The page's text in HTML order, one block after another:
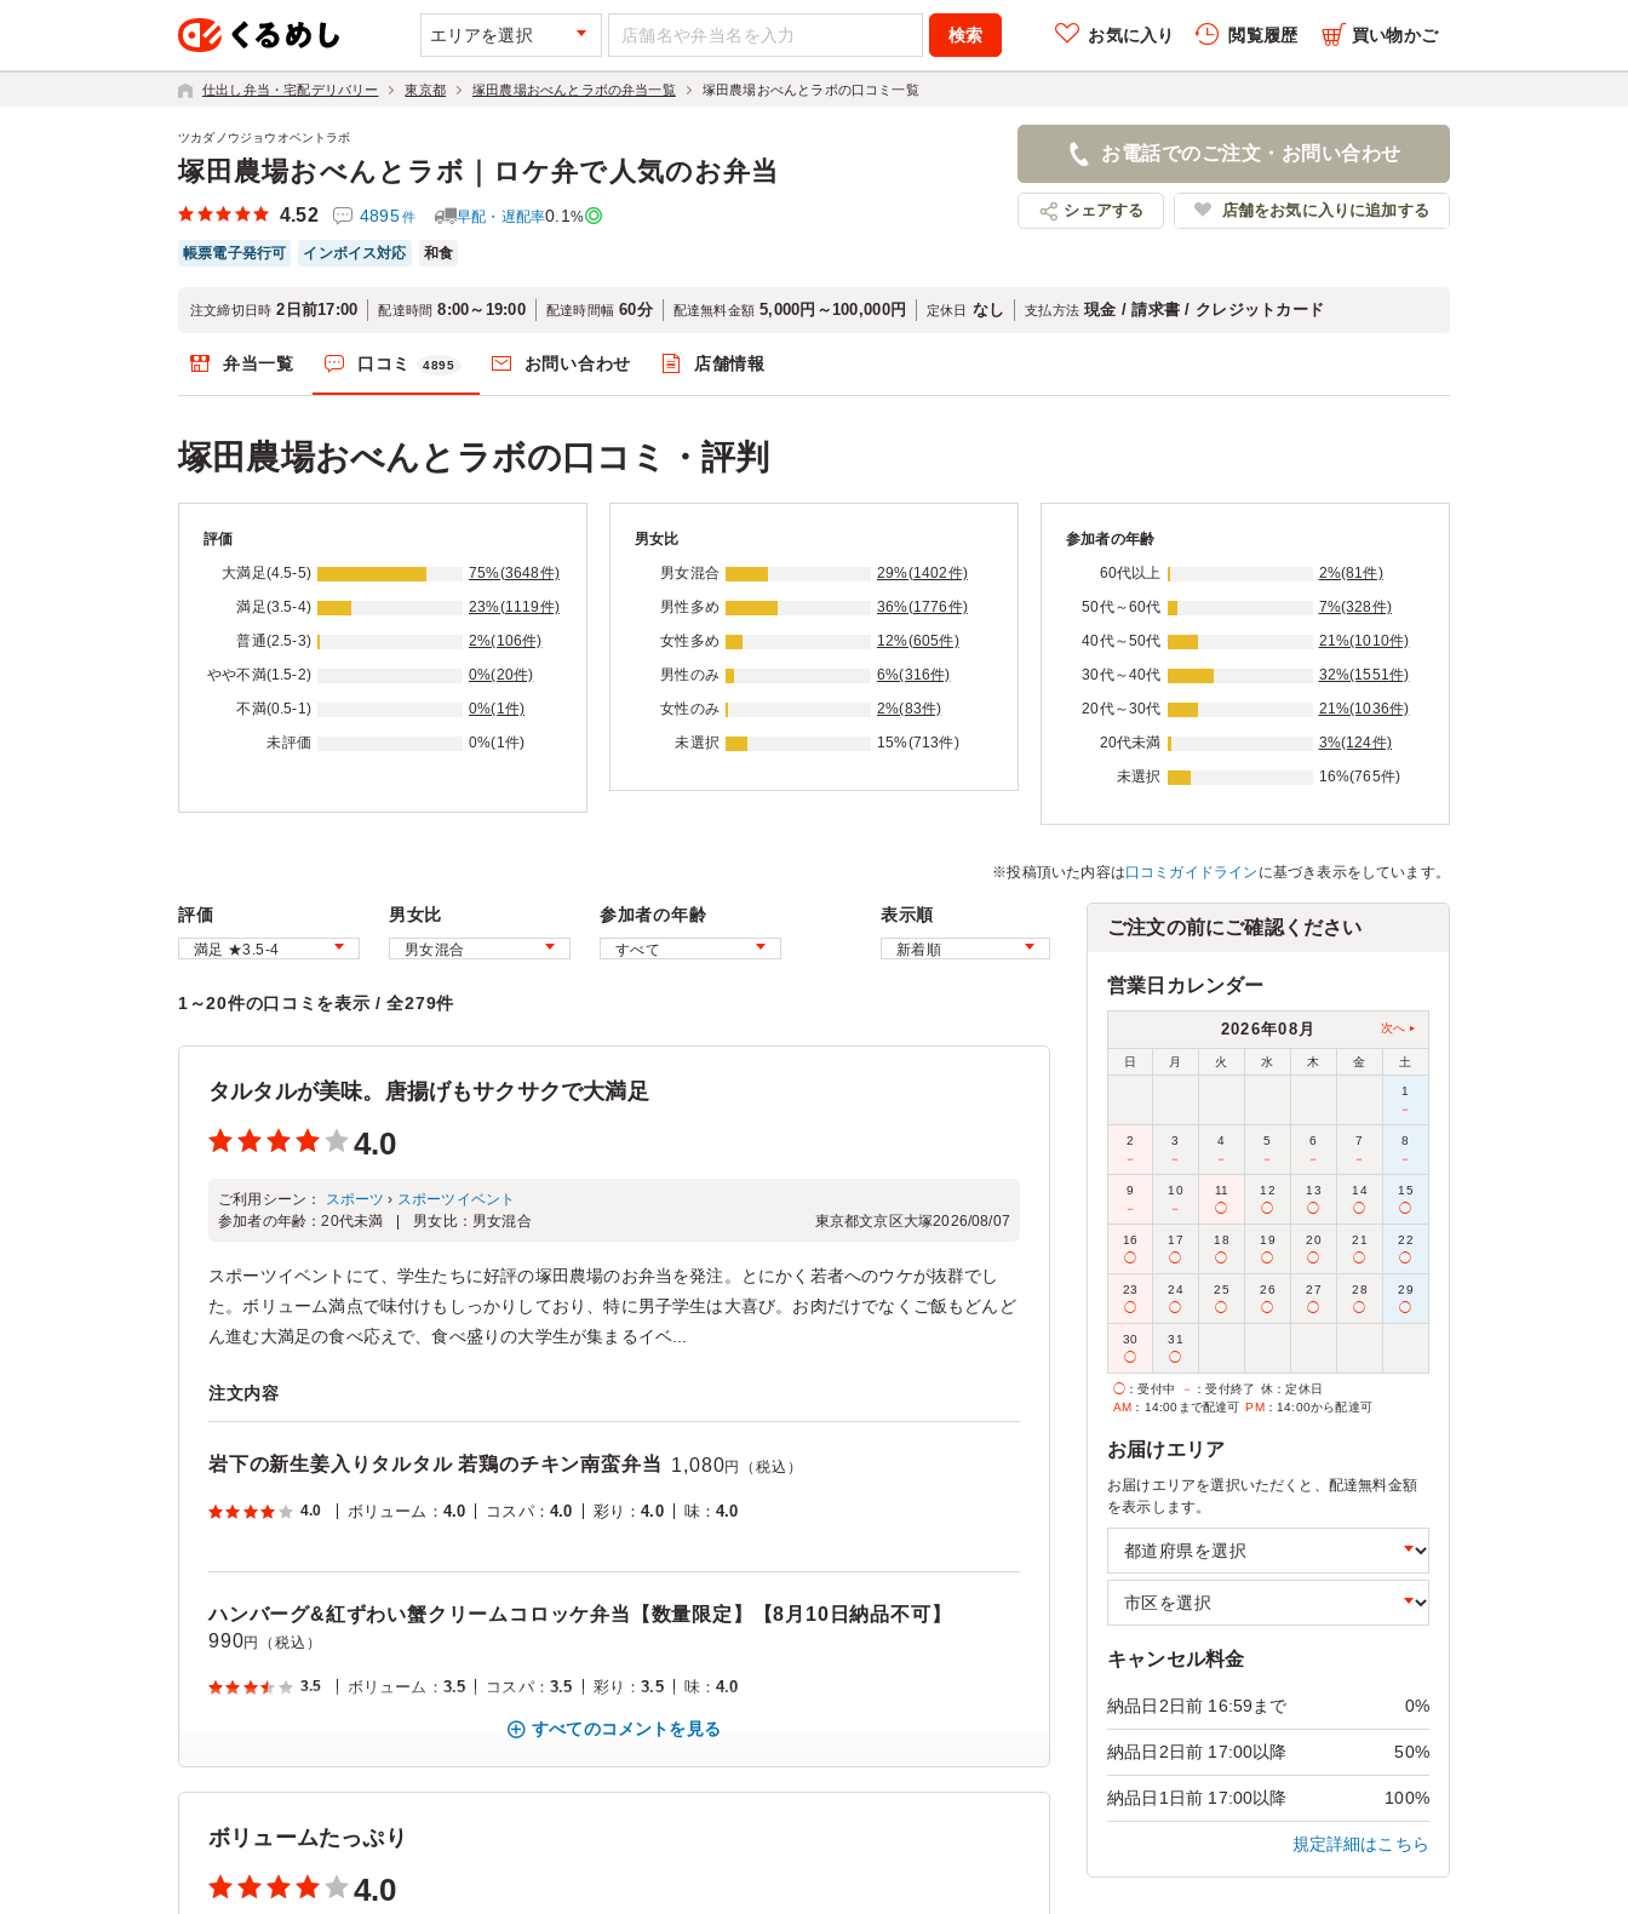
エリアを選択 お気に入り 閲覧履歴 買い物かご
仕出し弁当・宅配デリバリー 東京都 塚田農場おべんとラボの弁当一覧 塚田農場おべんとラボの口コミ一覧
塚田農場おべんとラボ｜ロケ弁で人気のお弁当
ツカダノウジョウオベントラボ
4.52 4895件 早配・遅配率0.1 %
帳票電子発行可 インボイス対応 和食
お電話でのご注文・お問い合わせ
シェアする 店舗をお気に入りに追加する
注文締切日時 2日前17:00 配達時間 8:00～19:00 配達時間幅 60分 配達無料金額 5,000円～100,000円 定休日 なし 支払方法 現金 / 請求書 / クレジットカード
弁当一覧 口コミ 4895 お問い合わせ 店舗情報
塚田農場おべんとラボの口コミ・評判
評価
大満足(4.5-5)
75%(3648件)
満足(3.5-4)
23%(1119件)
普通(2.5-3)
2%(106件)
やや不満(1.5-2)
0%(20件)
不満(0.5-1)
0%(1件)
未評価
0%(1件)
男女比
男女混合
29%(1402件)
男性多め
36%(1776件)
女性多め
12%(605件)
男性のみ
6%(316件)
女性のみ
2%(83件)
未選択
15%(713件)
参加者の年齢
60代以上
2%(81件)
50代～60代
7%(328件)
40代～50代
21%(1010件)
30代～40代
32%(1551件)
20代～30代
21%(1036件)
20代未満
3%(124件)
未選択
16%(765件)
※投稿頂いた内容は口コミガイドライン に基づき表示をしています。
評価 男女比 参加者の年齢 表示順
1～20件の口コミを表示 / 全279件
タルタルが美味。唐揚げもサクサクで大満足
4.0
ご利用シーン： スポーツ › スポーツイベント
参加者の年齢：20代未満 男女比： 男女混合 東京都文京区大塚2026/08/07
スポーツイベントにて、学生たちに好評の塚田農場のお弁当を発注。とにかく若者へのウケが抜群でし
た。ボリューム満点で味付けもしっかりしており、特に男子学生は大喜び。お肉だけでなくご飯もどんど
ん進む大満足の食べ応えで、食べ盛りの大学生が集まるイベ...
注文内容
岩下の新生姜入りタルタル 若鶏のチキン南蛮弁当 1,080円（税込）
4.0 ボリューム ： 4.0 コスパ： 4.0 彩り ：4.0 味：4.0
ハンバーグ&紅ずわい蟹クリームコロッケ弁当【数量限定】【8月10日納品不可】
990円（税込）
3.5 ボリューム ： 3.5 コスパ： 3.5 彩り ：3.5 味：4.0
すべてのコメントを見る
ボリュームたっぷり
4.0
ご注文の前にご確認ください
営業日カレンダー
2026年08月 次へ
日 月 火 水 木 金 土
1
－
2
－
3
－
4
－
5
－
6
－
7
－
8
－
9
－
10
－
11
◯
12
◯
13
◯
14
◯
15
◯
16
◯
17
◯
18
◯
19
◯
20
◯
21
◯
22
◯
23
◯
24
◯
25
◯
26
◯
27
◯
28
◯
29
◯
30
◯
31
◯
◯ ：受付中 － ：受付終了 休 ：定休日
AM ：14:00まで配達可 PM：14:00から配達可
お届けエリア
お届けエリアを選択いただくと、配達無料金額
を表示します。
キャンセル料金
納品日2日前 16:59まで 0%
納品日2日前 17:00以降 50%
納品日1日前 17:00以降 100%
規定詳細はこちら